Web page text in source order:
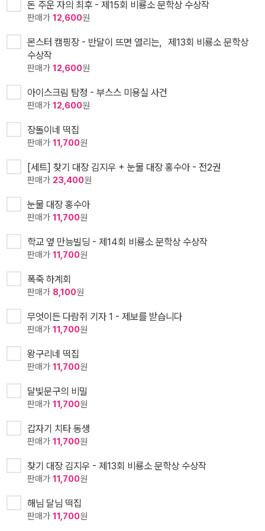
돈 주운 자의 최후 - 제15회 비룡소 문학상 수상작
판매가 12,600원
몬스터 캠핑장 - 반달이 뜨면 열리는，제13회 비룡소 문학상
수상작
판매가 12,600원
아이스크림 탐정 - 부스스 미용실 사건
판매가 12,600원
장돌이네 떡집
판매가 11,700원
[세트] 찾기 대장 김지우 + 눈물 대장 홍수아 - 전2권
판매가 23,400원
눈물 대장 홍수아
판매가 11,700원
학교 옆 만능빌딩 - 제14회 비룡소 문학상 수상작
판매가 11,700원
폭죽 하계회
판매가 8,100원
무엇이든 다람쥐 기자 1 - 제보를 받습니다
판매가 11,700원
왕구리네 떡집
판매가 11,700원
달빛문구의 비밀
판매가 11,700원
갑자기 치타 동생
판매가 11,700원
찾기 대장 김지우 - 제13회 비룡소 문학상 수상작
판매가 11,700원
해님 달님 떡집
판매가 11,700원